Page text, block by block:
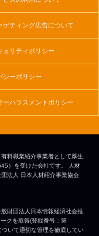
ゲティング広告について
ュリティポリシー
シーポリシー
ーハラスメントポリシー